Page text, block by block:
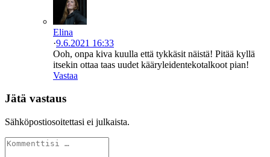
Elina
·9.6.2021 16:33
Ooh, onpa kiva kuulla että tykkäsit näistä! Pitää kyllä
itsekin ottaa taas uudet kääryleidentekotalkoot pian!
Vastaa
Jätä vastaus
Sähköpostiosoitettasi ei julkaista.